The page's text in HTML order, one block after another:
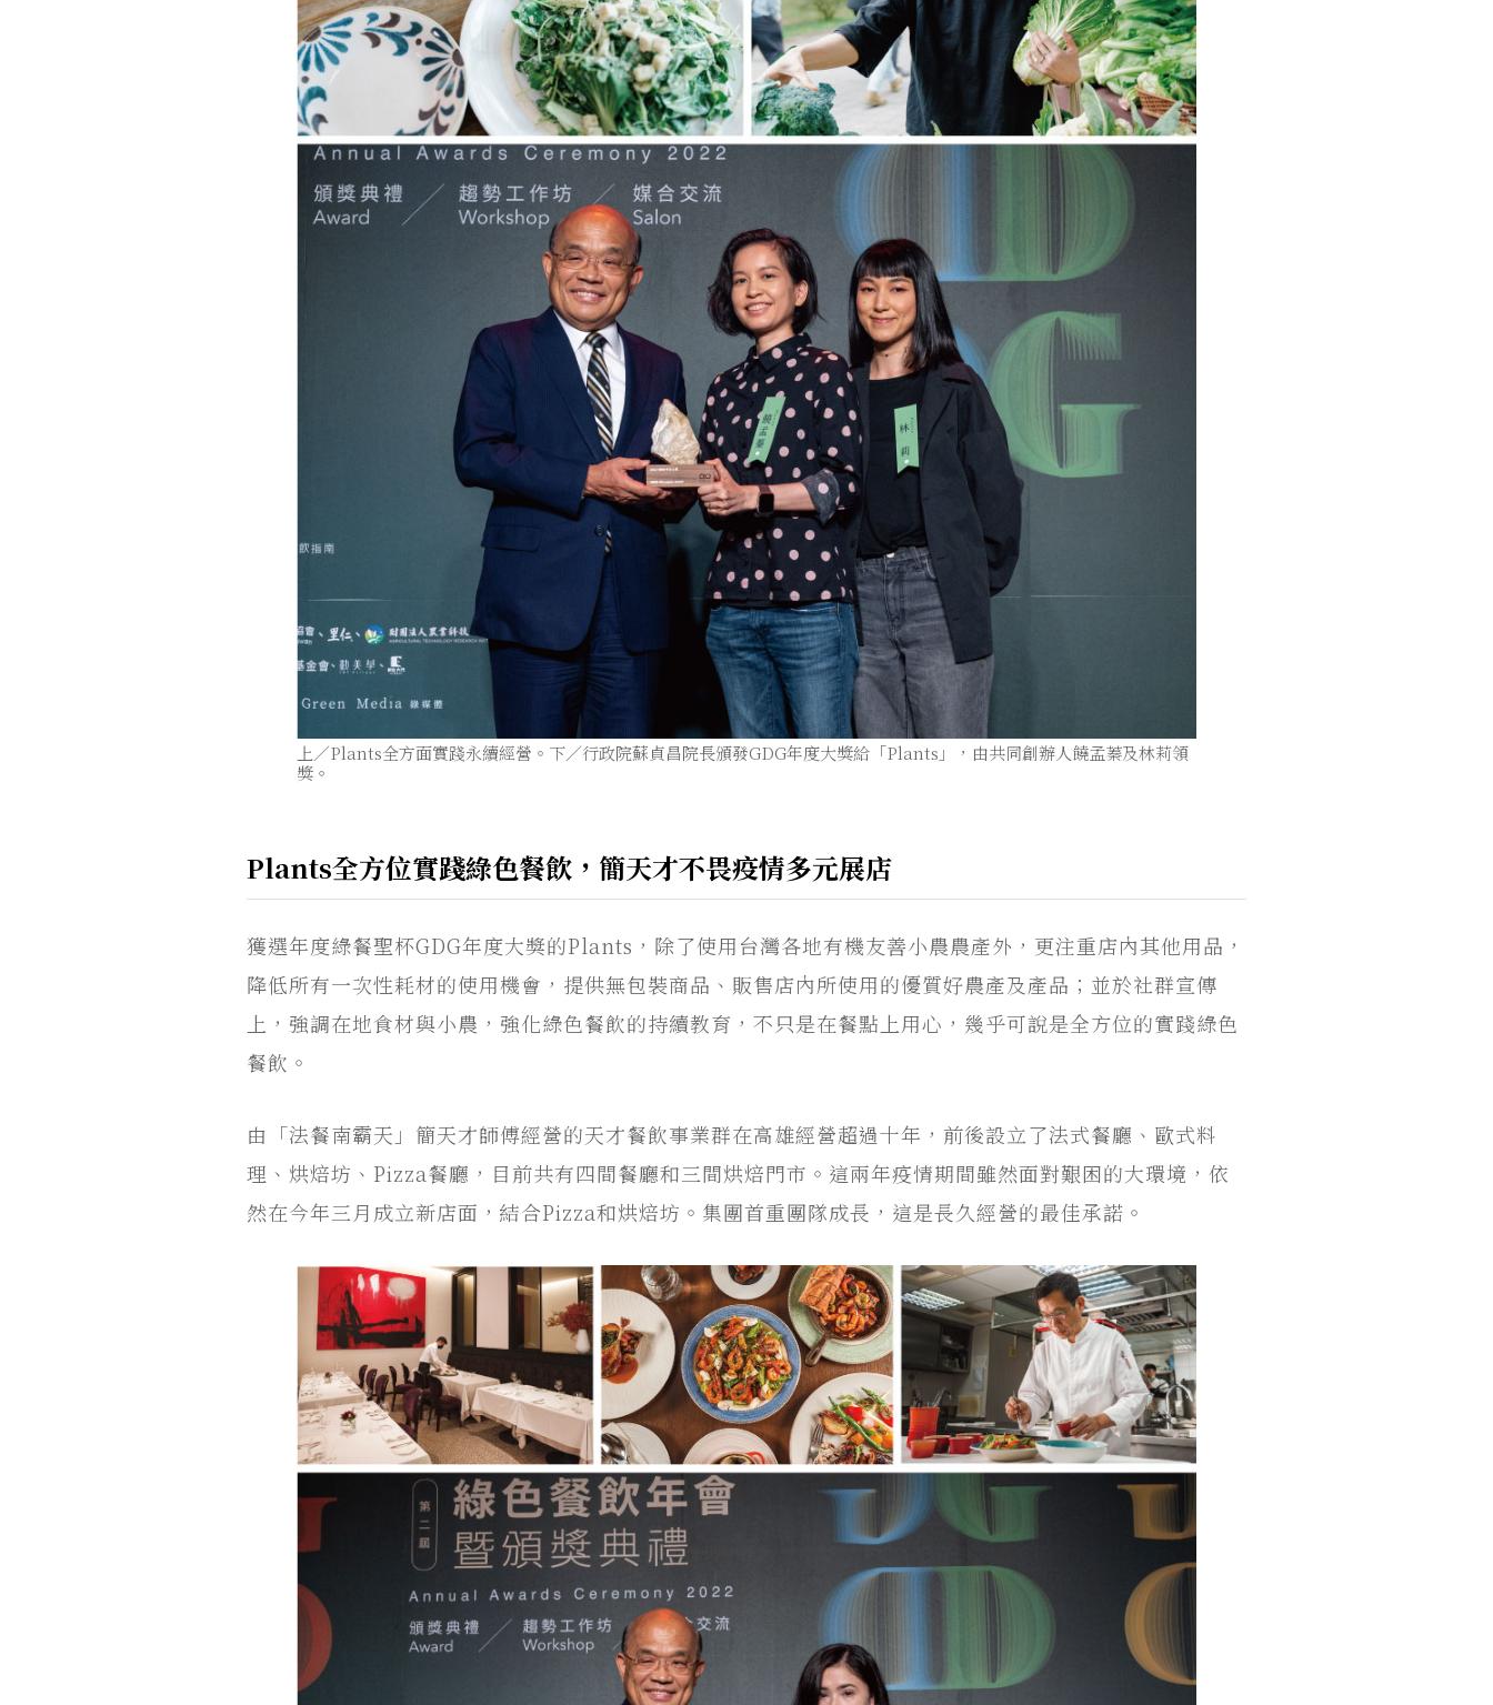
上／Plants全方面實踐永續經營。下／行政院蘇貞昌院長頒發GDG年度大獎給「Plants」，由共同創辦人饒孟蓁及林莉領
獎。
Plants全方位實踐綠色餐飲，簡天才不畏疫情多元展店
獲選年度綠餐聖杯GDG年度大獎的Plants，除了使用台灣各地有機友善小農農產外，更注重店內其他用品，
降低所有一次性耗材的使用機會，提供無包裝商品、販售店內所使用的優質好農產及產品；並於社群宣傳
上，強調在地食材與小農，強化綠色餐飲的持續教育，不只是在餐點上用心，幾乎可說是全方位的實踐綠色
餐飲。
由「法餐南霸天」簡天才師傅經營的天才餐飲事業群在高雄經營超過十年，前後設立了法式餐廳、歐式料
理、烘焙坊、Pizza餐廳，目前共有四間餐廳和三間烘焙門市。這兩年疫情期間雖然面對艱困的大環境，依
然在今年三月成立新店面，結合Pizza和烘焙坊。集團首重團隊成長，這是長久經營的最佳承諾。